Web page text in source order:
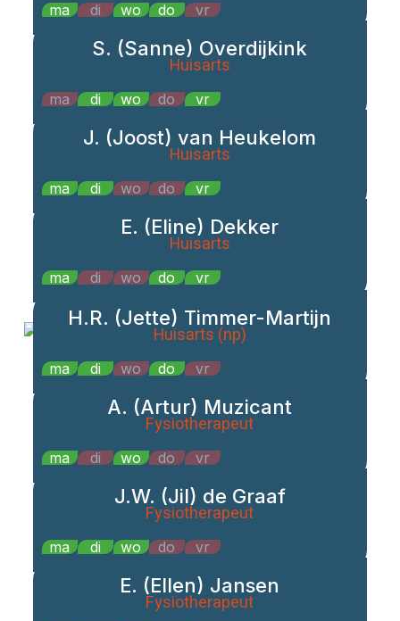
ma di wo do vr
S. (Sanne) Overdijkink
Huisarts
ma di wo do vr
J. (Joost) van Heukelom
Huisarts
ma di wo do vr
E. (Eline) Dekker
Huisarts
ma di wo do vr
H.R. (Jette) Timmer-Martijn
Huisarts (np)
ma di wo do vr
A. (Artur) Muzicant
Fysiotherapeut
ma di wo do vr
J.W. (Jil) de Graaf
Fysiotherapeut
ma di wo do vr
E. (Ellen) Jansen
Fysiotherapeut